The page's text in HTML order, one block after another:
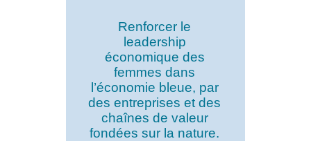
Renforcer le
leadership
économique des
femmes dans
l’économie bleue, par
des entreprises et des
chaînes de valeur
fondées sur la nature.